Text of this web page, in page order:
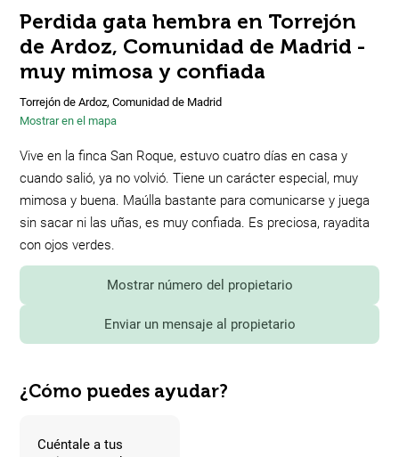
Perdida gata hembra en Torrejón
de Ardoz, Comunidad de Madrid -
muy mimosa y confiada
Torrejón de Ardoz, Comunidad de Madrid
Mostrar en el mapa
Vive en la finca San Roque, estuvo cuatro días en casa y
cuando salió, ya no volvió. Tiene un carácter especial, muy
mimosa y buena. Maúlla bastante para comunicarse y juega
sin sacar ni las uñas, es muy confiada. Es preciosa, rayadita
con ojos verdes.
Mostrar número del propietario
Enviar un mensaje al propietario
¿Cómo puedes ayudar?
Cuéntale a tus